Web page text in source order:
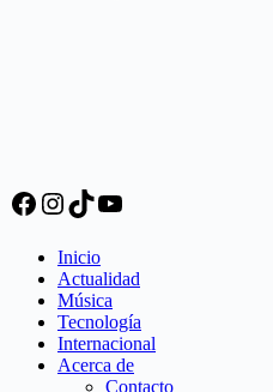
Facebook
Instagram
TikTok
YouTube
Inicio
Actualidad
Música
Tecnología
Internacional
Acerca de
Contacto